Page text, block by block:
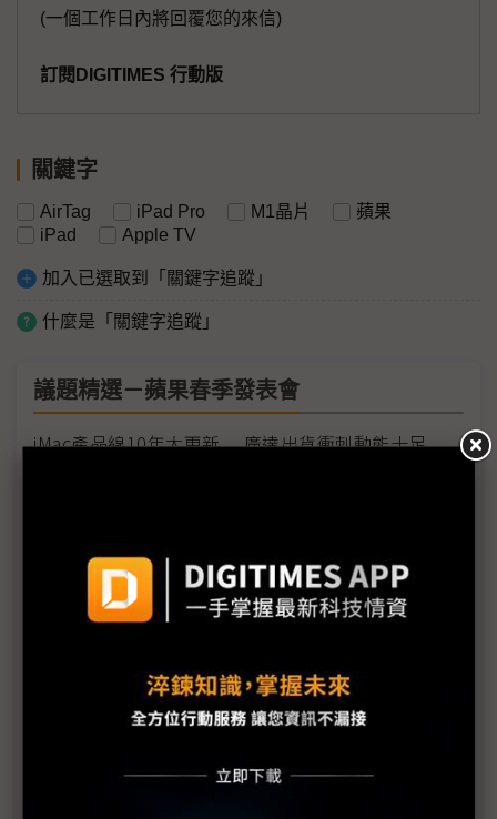
(一個工作日內將回覆您的來信)
訂閱DIGITIMES 行動版
關鍵字
AirTag iPad Pro M1晶片
蘋果
iPad
Apple TV
加入已選取到「關鍵字追蹤」
什麼是「關鍵字追蹤」
議題精選－蘋果春季發表會
iMac產品線10年大更新 廣達出貨衝刺動能十足
iPad Pro來勢洶洶 三星備NB新品應戰
兄弟「同芯」 蘋果審慎區隔iPad與Mac
蘋果新品AiP滲透率提升 台系載板廠樂見其成
iPad Pro規格提升 有利PCB供應鏈表現